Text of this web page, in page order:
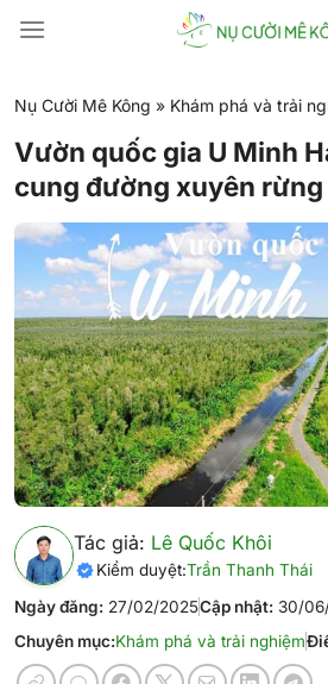
đến
dung
Nụ Cười Mê Kông » Khám phá và trải
Vườn quốc gia U Minh
cung đường xuyên rừng
Tác giả: Lê Quốc Khôi
Kiểm duyệt:Trần Thanh Thái
Ngày đăng: 27/02/2025Cập nhật: 30/
Chuyên mục:Khám phá và trải nghiệm